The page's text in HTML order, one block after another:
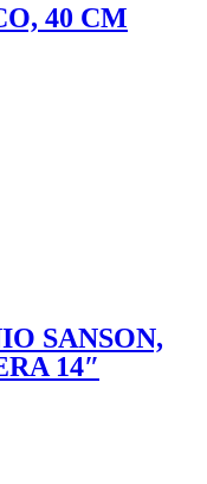
40 CM
SANSON,
14″